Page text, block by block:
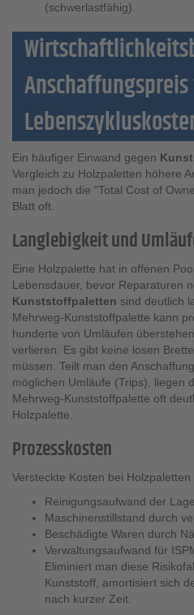
(schwerlastfähig).
Anschaffungspreis
Ein häufiger Einwand gegen
Vergleich zu Holzpaletten höhere
man jedoch die "Total Cost of
Blatt oft.
Langlebigkeit und
Eine Holzpalette hat in offenen
Lebensdauer, bevor Reparaturen
Kunststoffpaletten sind deutlich
Mehrweg-Kunststoffpalette kann
hunderte von Umläufen
verlieren. Es gibt keine losen
müssen. Teilt man den
möglichen Umläufe (Trips), liegen
Mehrweg-Kunststoffpalette oft
Holzpalette.
Prozesskosten
Versteckte Kosten bei Holzpaletten
Reinigungsaufwand der
Maschinenstillstand durch
Beschädigte Waren durch
Verwaltungsaufwand für
Eliminiert man diese
Kunststoff, amortisiert sich
nach kurzer Zeit.